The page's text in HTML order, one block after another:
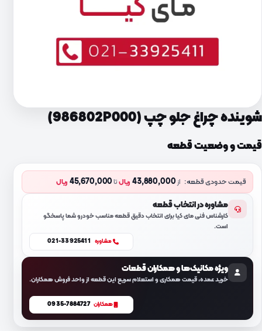
شوینده چراغ جلو چپ (986802P000)
قیمت و وضعیت قطعه
قیمت حدودی قطعه: از43,880,000 ریالتا45,670,000 ریال
مشاوره در انتخاب قطعه
کارشناس فنی مای کیا برای انتخاب دقیق قطعه مناسب خودرو شما پاسخگو
است.
مشاوره 021-33925411
ویژه مکانیک‌ها و همکاران قطعات
خرید عمده، قیمت همکاری و استعلام سریع این قطعه از واحد فروش همکاران.
همکاران 0935-7884727